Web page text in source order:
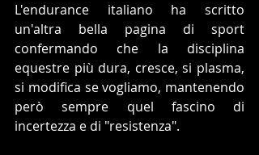
L'endurance italiano ha scritto
un'altra bella pagina di sport
confermando che la disciplina
equestre più dura, cresce, si plasma,
si modifica se vogliamo, mantenendo
però sempre quel fascino di
incertezza e di "resistenza".